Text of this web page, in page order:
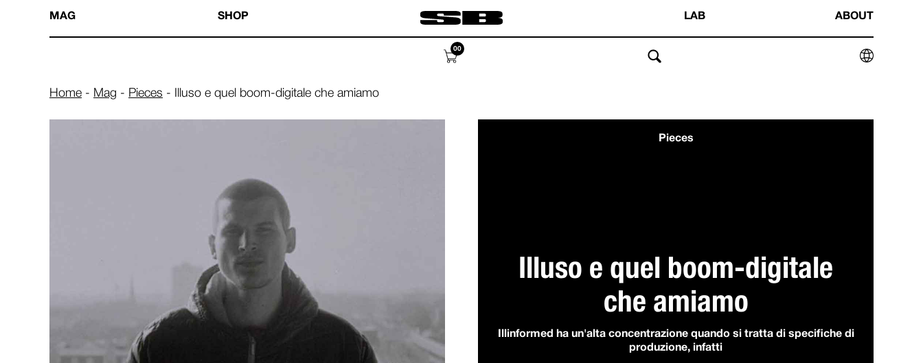
MAG SHOP LAB ABOUT
00
Home - Mag - Pieces - Illuso e quel boom-digitale che amiamo
Pieces
Illuso e quel boom-digitale
che amiamo
Illinformed ha un'alta concentrazione quando si tratta di specifiche di
produzione, infatti